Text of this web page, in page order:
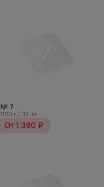
№ 7
1100 г / 32 шт
От 1 390 ₽